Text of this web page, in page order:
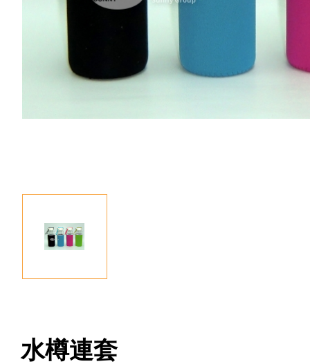
聯絡我們
Facebook
水樽連套